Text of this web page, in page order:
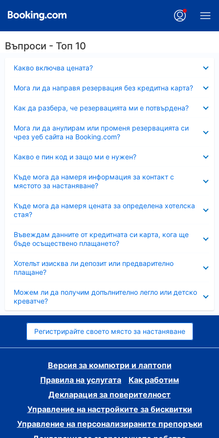
Въпроси - Топ 10
Какво включва цената?
Мога ли да направя резервация без кредитна карта?
Как да разбера, че резервацията ми е потвърдена?
Мога ли да анулирам или променя резервацията си
чрез уеб сайта на Booking.com?
Какво е пин код и защо ми е нужен?
Къде мога да намеря информация за контакт с
мястото за настаняване?
Къде мога да намеря цената за определена хотелска
стая?
Въвеждам данните от кредитната си карта, кога ще
бъде осъществено плащането?
Хотелът изисква ли депозит или предварително
плащане?
Можем ли да получим допълнително легло или детско
креватче?
Регистрирайте своето място за настаняване
Версия за компютри и лаптопи
Правила на услугата
Как работим
Декларация за поверителност
Управление на настройките за бисквитки
Управление на персонализираните препоръки